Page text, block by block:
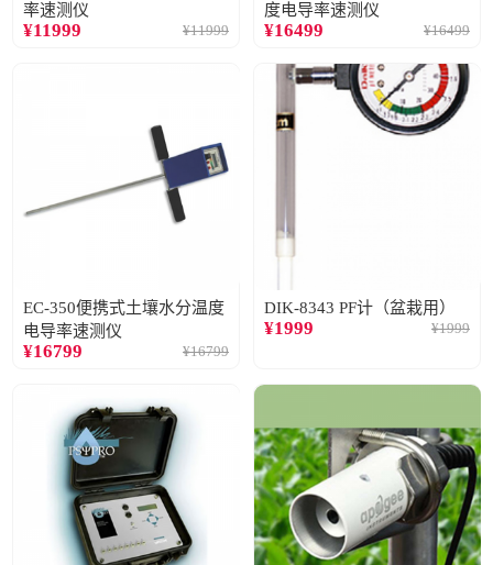
率速测仪
¥11999 ¥11999
度电导率速测仪
¥16499 ¥16499
EC-350便携式土壤水分温度
电导率速测仪
¥16799 ¥16799
DIK-8343 PF计（盆栽用）
¥1999 ¥1999